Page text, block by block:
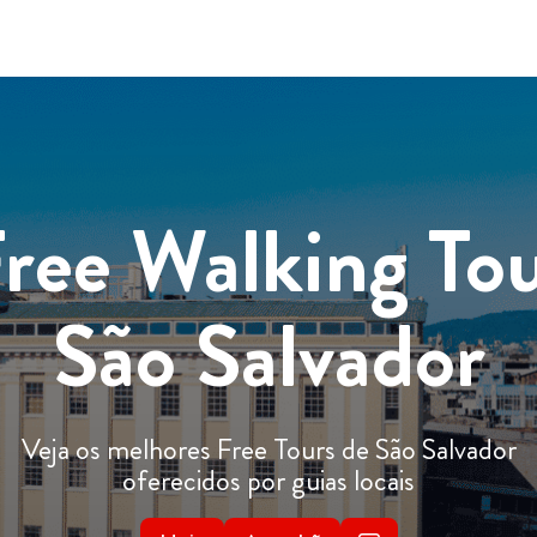
Walking
São Salvador
Veja os melhores Free Tours de São Salvador
oferecidos por guias locais